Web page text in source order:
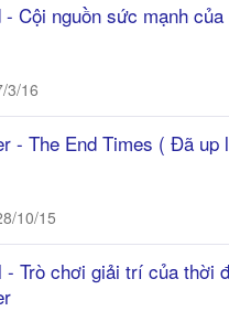
- Cội nguồn sức mạnh
3/16
- The End Times ( Đã up
10/15
- Trò chơi giải trí của thời